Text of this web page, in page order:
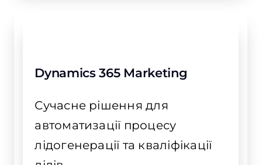
Dynamics 365 Marketing
Сучасне рішення для
автоматизації процесу
лідогенерації та кваліфікації